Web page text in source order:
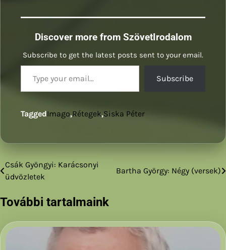
Discover more from SzövetIrodalom
Subscribe to get the latest posts sent to your email.
Type your email…
Subscribe
TaggedImago,Rétegek,Siska Péter
Bejegyzés
Csák Gyöngyi: Karácsonyi
üdvözletek
Bartha György: Négy (versek)
További tartalmaink